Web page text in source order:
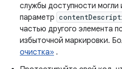
службы доступности могли
параметр
частью другого элемента
избыточной маркировки.
очистка» .